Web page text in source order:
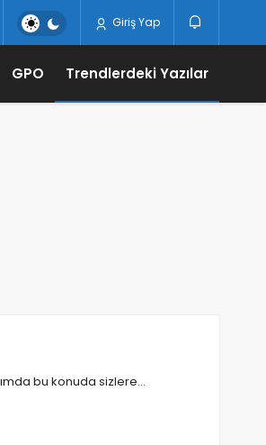
Giriş Yap
GPO Trendlerdeki Yazılar
bu konuda sizlere…